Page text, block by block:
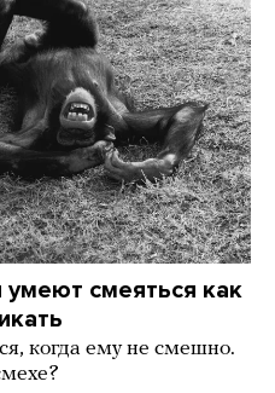
смеяться как
когда ему не смешно.